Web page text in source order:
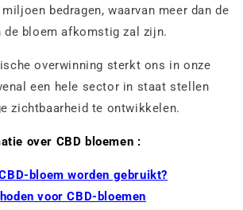
bedragen, waarvan meer dan de
de bloem afkomstig zal zijn.
overwinning sterkt ons in onze
een hele sector in staat stellen
zichtbaarheid te ontwikkelen.
over CBD bloemen :
bloem worden gebruikt?
voor CBD-bloemen